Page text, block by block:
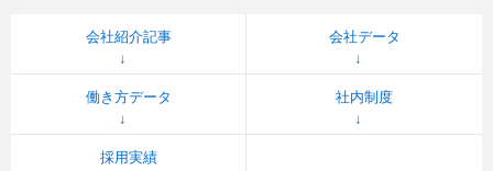
会社紹介記事 会社データ
働き方データ 社内制度
採用実績